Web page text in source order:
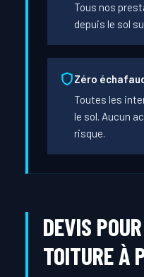
Tous nos
depuis le sol
Zéro
Toutes les
le sol. Aucun
risque.
DEVIS
TOITURE À